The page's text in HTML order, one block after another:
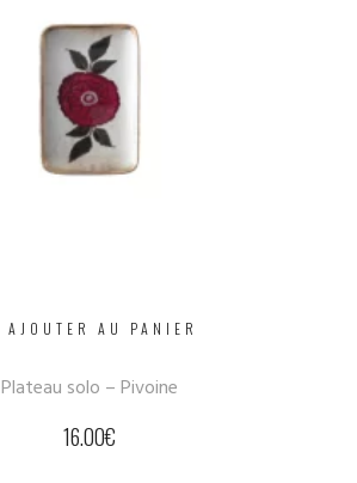
AJOUTER AU PANIER
Plateau solo – Pivoine
16.00€